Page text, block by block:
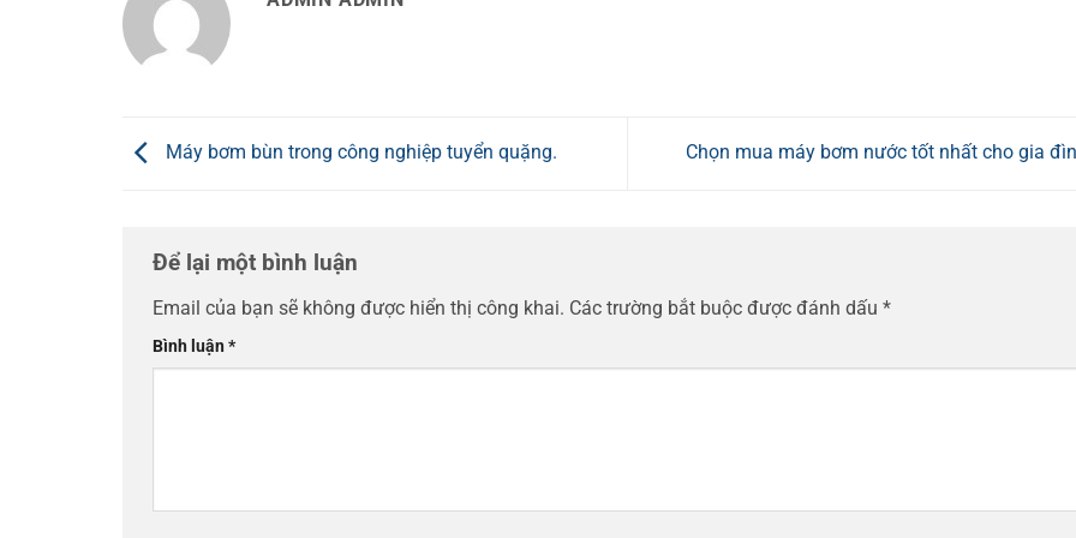
Máy bơm bùn trong công nghiệp tuyển quặng. Chọn mua máy bơm nước tốt nhất cho gia
Để lại một bình luận
Email của bạn sẽ không được hiển thị công khai. Các trường bắt buộc được đánh dấu *
Bình luận*